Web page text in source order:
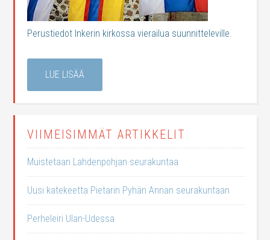
Perustiedot Inkerin kirkossa vierailua suunnitteleville.
LUE LISÄÄ
VIIMEISIMMÄT ARTIKKELIT
Muistetaan Lahdenpohjan seurakuntaa
Uusi katekeetta Pietarin Pyhän Annan seurakuntaan
Perheleiri Ulan-Udessa